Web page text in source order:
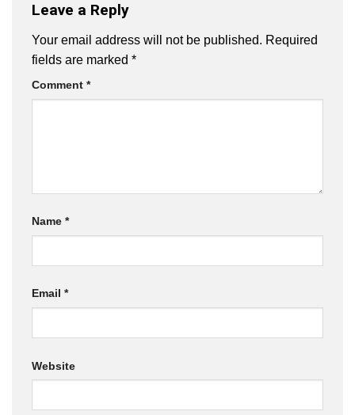
Leave a Reply
Your email address will not be published. Required
fields are marked *
Comment *
Name *
Email *
Website